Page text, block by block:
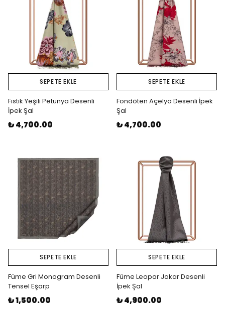
SEPETE EKLE
Fıstık Yeşili Petunya Desenli
İpek Şal
₺ 4,700.00
SEPETE EKLE
Fondöten Açelya Desenli İpek
Şal
₺ 4,700.00
SEPETE EKLE
Füme Gri Monogram Desenli
Tensel Eşarp
₺ 1,500.00
SEPETE EKLE
Füme Leopar Jakar Desenli
İpek Şal
₺ 4,900.00